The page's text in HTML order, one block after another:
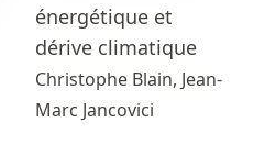
énergétique et
dérive climatique
Christophe Blain, Jean-
Marc Jancovici